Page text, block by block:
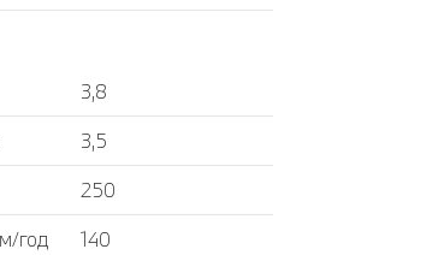
3,8
3,5
250
год
140